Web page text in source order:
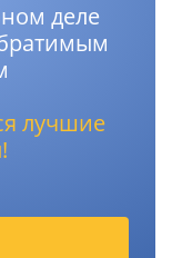
деле
лучшие